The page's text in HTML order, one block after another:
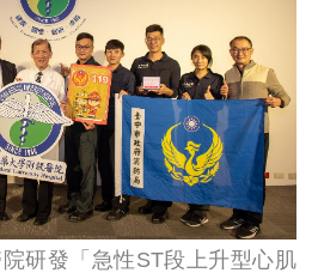
研發「急性ST段上升型心肌